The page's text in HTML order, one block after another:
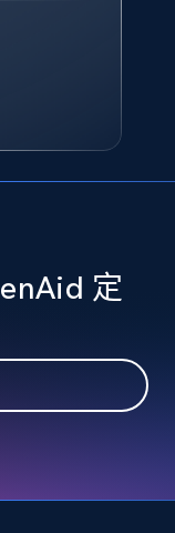
on eBay
rating,
立即开始
rating,
and
定